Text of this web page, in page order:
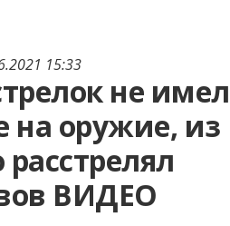
15:33
не имел
на оружие, из
расстрелял
ВИДЕО